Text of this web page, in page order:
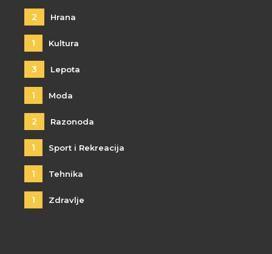
2 Hrana
1 Kultura
3 Lepota
1 Moda
2 Razonoda
1 Sport i Rekreacija
1 Tehnika
1 Zdravlje